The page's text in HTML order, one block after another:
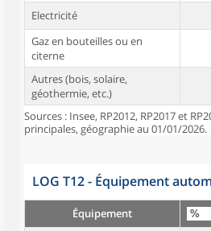
Electricité
Gaz en bouteilles ou en
citerne
Autres (bois, solaire,
géothermie, etc.)
Sources : Insee, RP2012, RP2017 et
principales, géographie au 01/01/2026.
LOG T12 - Équipement
Équipement